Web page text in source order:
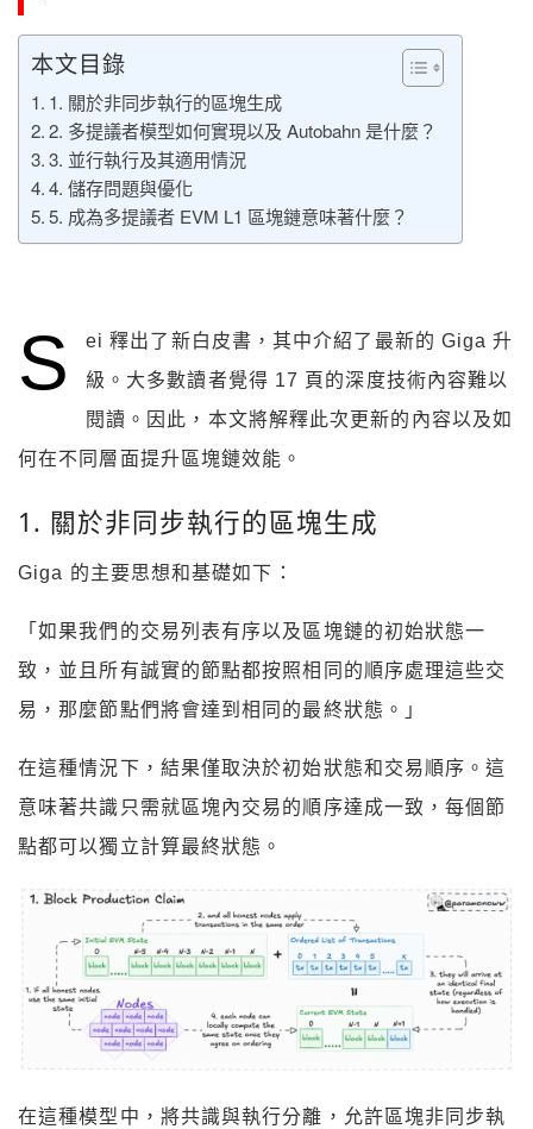
本文目錄
1. 關於非同步執行的區塊生成
2. 多提議者模型如何實現以及 Autobahn 是什麼？
3. 並行執行及其適用情況
4. 儲存問題與優化
5. 成為多提議者 EVM L1 區塊鏈意味著什麼？
S
ei 釋出了新白皮書，其中介紹了最新的 Giga 升
級。大多數讀者覺得 17 頁的深度技術內容難以
閱讀。因此，本文將解釋此次更新的內容以及如
何在不同層面提升區塊鏈效能。
1. 關於非同步執行的區塊生成
Giga 的主要思想和基礎如下：
「如果我們的交易列表有序以及區塊鏈的初始狀態一
致，並且所有誠實的節點都按照相同的順序處理這些交
易，那麼節點們將會達到相同的最終狀態。」
在這種情況下，結果僅取決於初始狀態和交易順序。這
意味著共識只需就區塊內交易的順序達成一致，每個節
點都可以獨立計算最終狀態。
在這種模型中，將共識與執行分離，允許區塊非同步執